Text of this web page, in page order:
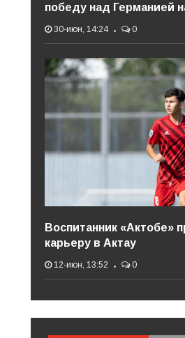
победу над Германией
30-июн, 14:24 0
Воспитанник «Актобе»
карьеру в Актау
12-июн, 13:52 0